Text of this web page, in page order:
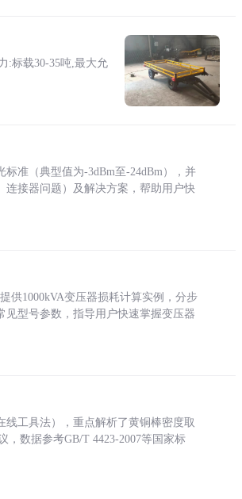
:标载30-35吨,最大允
准（典型值为-3dBm至-24dBm），并
连接器问题）及解决方案，帮助用户快
供1000kVA变压器损耗计算实例，分步
见型号参数，指导用户快速掌握变压器
工具法），重点解析了黄铜棒密度取
，数据参考GB/T 4423-2007等国家标